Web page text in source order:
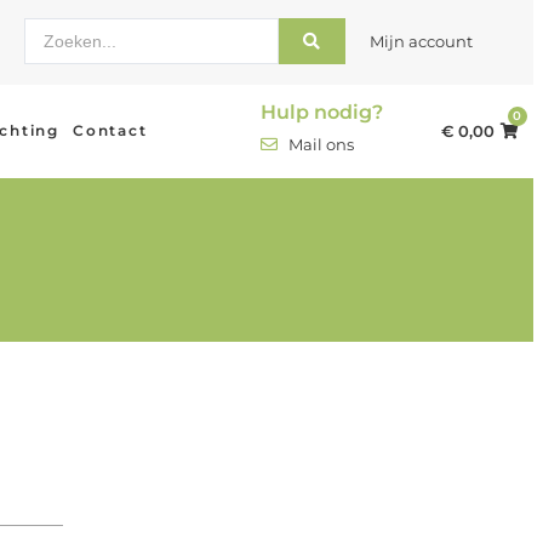
Mijn account
Contact
Hulp nodig?
Mail ons
€0,00
0